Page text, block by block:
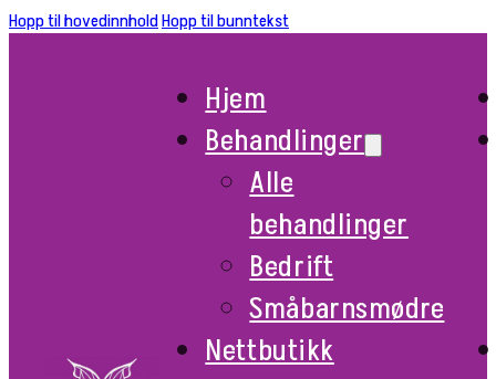
Hopp til hovedinnholdHopp til bunntekst
Hjem
Behandlinger
Alle
behandlinger
Bedrift
Småbarnsmødre
Nettbutikk